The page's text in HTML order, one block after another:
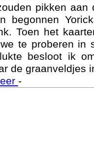
pikken aan
begonnen
Toen het
te proberen in
besloot ik
de graanveldjes
-